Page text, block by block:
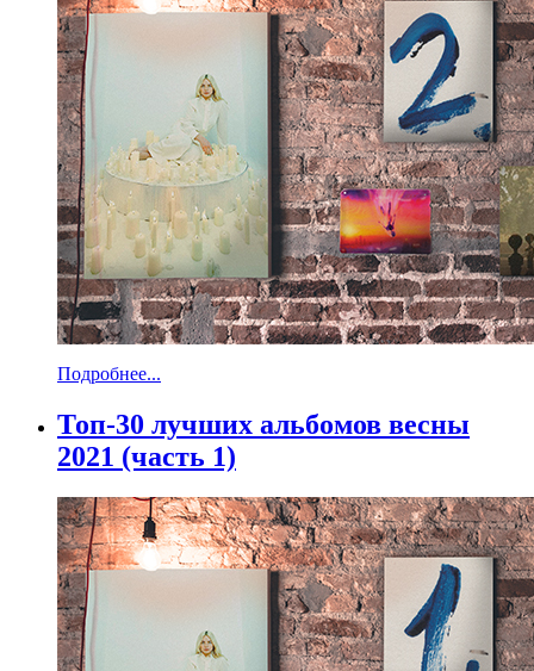
Подробнее...
Топ-30 лучших альбомов весны
2021 (часть 1)